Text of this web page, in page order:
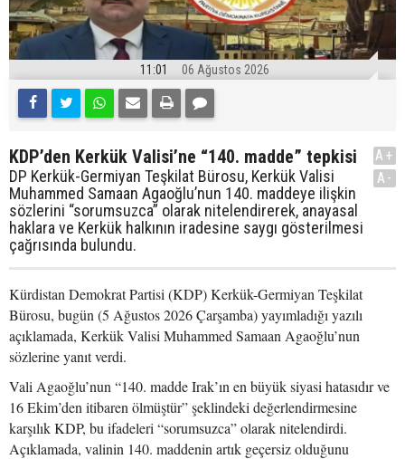
11:01 06 Ağustos 2026
KDP’den Kerkük Valisi’ne “140. madde” tepkisi
DP Kerkük-Germiyan Teşkilat Bürosu, Kerkük Valisi
Muhammed Samaan Agaoğlu’nun 140. maddeye ilişkin
sözlerini “sorumsuzca” olarak nitelendirerek, anayasal
haklara ve Kerkük halkının iradesine saygı gösterilmesi
çağrısında bulundu.
A+
A-
Kürdistan Demokrat Partisi (KDP) Kerkük-Germiyan Teşkilat
Bürosu, bugün (5 Ağustos 2026 Çarşamba) yayımladığı yazılı
açıklamada, Kerkük Valisi Muhammed Samaan Agaoğlu’nun
sözlerine yanıt verdi.
Vali Agaoğlu’nun “140. madde Irak’ın en büyük siyasi hatasıdır ve
16 Ekim’den itibaren ölmüştür” şeklindeki değerlendirmesine
karşılık KDP, bu ifadeleri “sorumsuzca” olarak nitelendirdi.
Açıklamada, valinin 140. maddenin artık geçersiz olduğunu